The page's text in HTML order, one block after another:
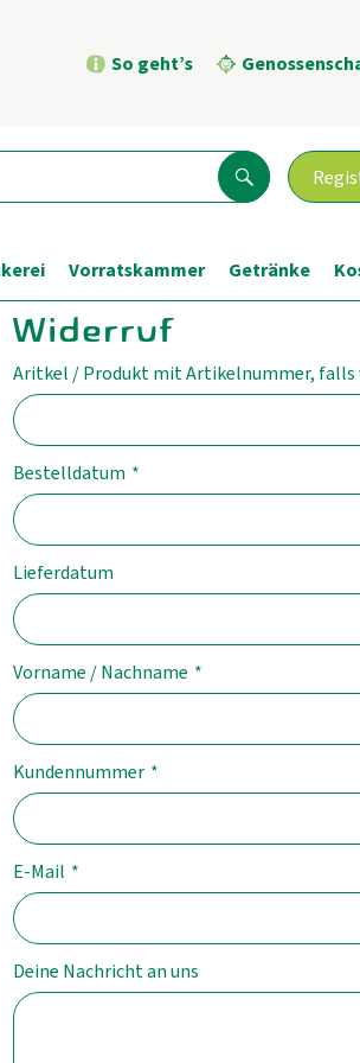
So geht’s
Suchen
Vorratskammer Getränke
Widerruf
Aritkel / Produkt mit Artikelnummer, falls
Bestelldatum *
Lieferdatum
Vorname / Nachname *
Kundennummer *
E-Mail *
Deine Nachricht an uns